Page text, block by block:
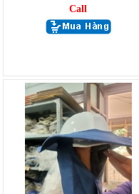
Call